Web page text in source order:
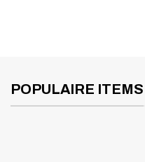
POPULAIRE ITEMS